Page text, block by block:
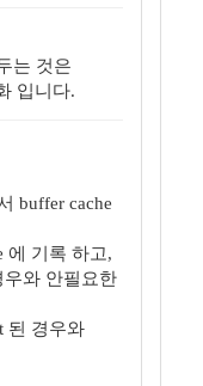
는 것은
입니다.
buffer cache
에 기록 하고,
우와 안필요한
된 경우와